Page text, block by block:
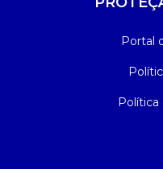
Portal
Política